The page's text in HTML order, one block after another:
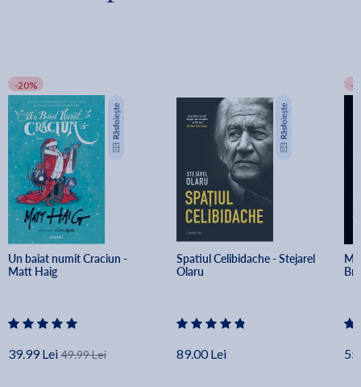
-20%
Un baiat numit Craciun -
Matt Haig
39.99 Lei 49.99 Lei
Spatiul Celibidache - Stejarel
Olaru
89.00 Lei
-